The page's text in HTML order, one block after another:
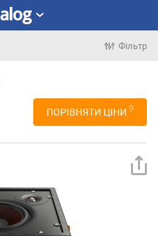
Фільтр
ПОРІВНЯТИ ЦІНИ 9